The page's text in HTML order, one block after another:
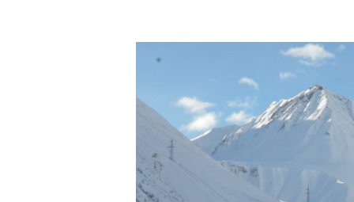
Календарь событий
Телеграм-канал
Гудаури